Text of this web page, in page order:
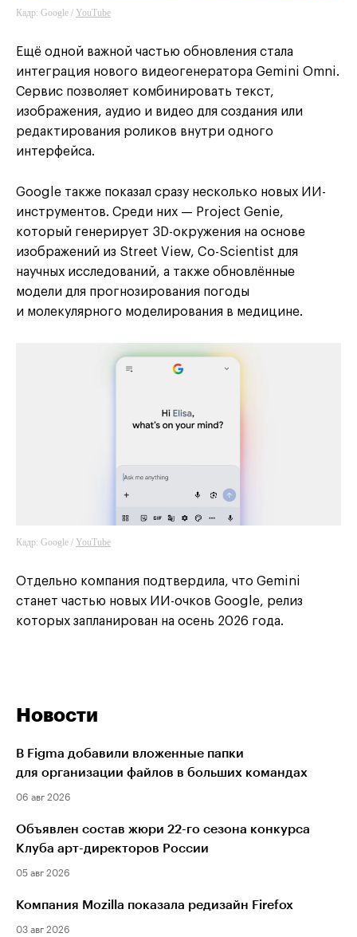
Кадр: Google / YouTube
Ещё одной важной частью обновления стала
интеграция нового видеогенератора Gemini Omni.
Сервис позволяет комбинировать текст,
изображения, аудио и видео для создания или
редактирования роликов внутри одного
интерфейса.
Google также показал сразу несколько новых ИИ-
инструментов. Среди них — Project Genie,
который генерирует 3D-окружения на основе
изображений из Street View, Co-Scientist для
научных исследований, а также обновлённые
модели для прогнозирования погоды
и молекулярного моделирования в медицине.
Кадр: Google / YouTube
Отдельно компания подтвердила, что Gemini
станет частью новых ИИ-очков Google, релиз
которых запланирован на осень 2026 года.
Новости
В Figma добавили вложенные папки
для организации файлов в больших командах
06 авг 2026
Объявлен состав жюри 22-го сезона конкурса
Клуба арт-директоров России
05 авг 2026
Компания Mozilla показала редизайн Firefox
03 авг 2026